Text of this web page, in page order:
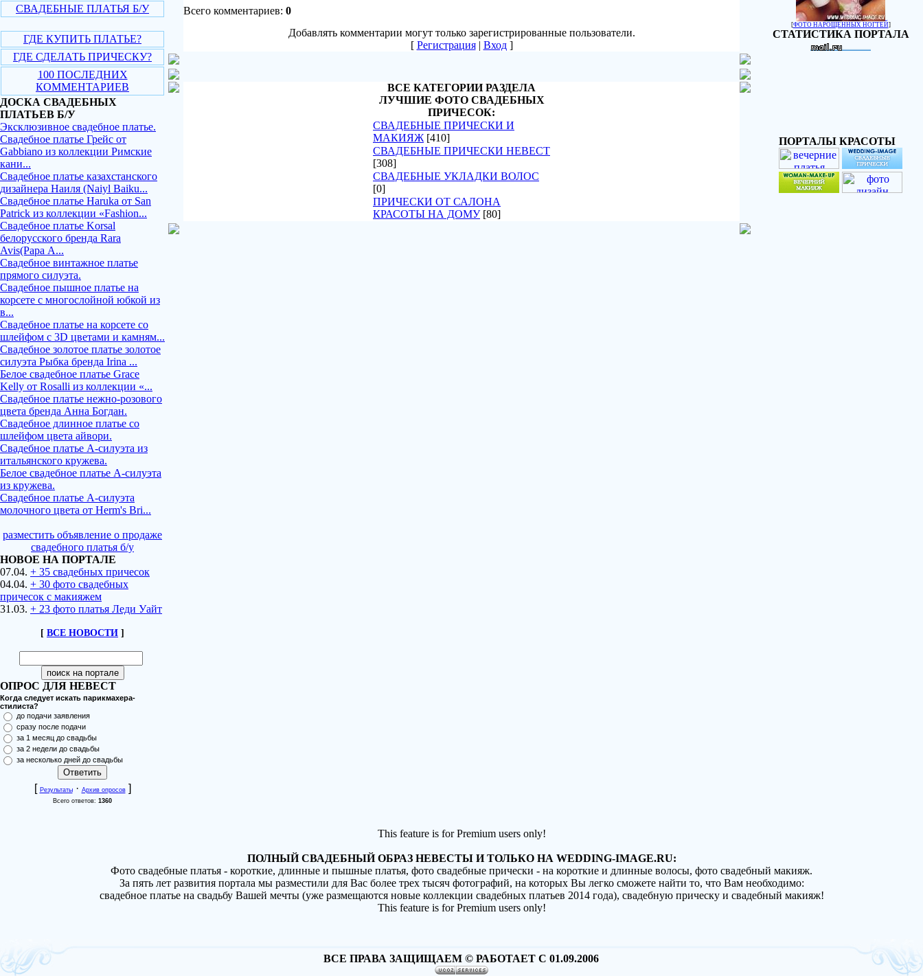
СВАДЕБНЫЕ ПЛАТЬЯ Б/У
ГДЕ КУПИТЬ ПЛАТЬЕ?
ГДЕ СДЕЛАТЬ ПРИЧЕСКУ?
100 ПОСЛЕДНИХ
КОММЕНТАРИЕВ
ДОСКА СВАДЕБНЫХ
ПЛАТЬЕВ Б/У
Эксклюзивное свадебное платье.
Свадебное платье Грейс от
Gabbiano из коллекции Римские
кани...
Свадебное платье казахстанского
дизайнера Наиля (Naiyl Baiku...
Свадебное платье Haruka от San
Patrick из коллекции «Fashion...
Свадебное платье Korsal
белорусского бренда Rara
Avis(Рара А...
Свадебное винтажное платье
прямого силуэта.
Свадебное пышное платье на
корсете с многослойной юбкой из
в...
Свадебное платье на корсете со
шлейфом с 3D цветами и камням...
Свадебное золотое платье золотое
силуэта Рыбка бренда Irina ...
Белое свадебное платье Grace
Kelly от Rosalli из коллекции «...
Свадебное платье нежно-розового
цвета бренда Анна Богдан.
Свадебное длинное платье со
шлейфом цвета айвори.
Свадебное платье А-силуэта из
итальянского кружева.
Белое свадебное платье А-силуэта
из кружева.
Свадебное платье А-силуэта
молочного цвета от Herm's Bri...
разместить объявление о продаже
свадебного платья б/у
НОВОЕ НА ПОРТАЛЕ
07.04. + 35 свадебных причесок
04.04. + 30 фото свадебных
причесок с макияжем
31.03. + 23 фото платья Леди Уайт
[ ВСЕ НОВОСТИ ]
ОПРОС ДЛЯ НЕВЕСТ
Когда следует искать парикмахера-
стилиста?
до подачи заявления
сразу после подачи
за 1 месяц до свадьбы
за 2 недели до свадьбы
за несколько дней до свадьбы
[ Результаты· Архив опросов]
Всего ответов: 1360
Всего комментариев: 0
Добавлять комментарии могут только зарегистрированные пользователи.
[ Регистрация| Вход]
ВСЕ КАТЕГОРИИ РАЗДЕЛА
ЛУЧШИЕ ФОТО СВАДЕБНЫХ
ПРИЧЕСОК:
СВАДЕБНЫЕ ПРИЧЕСКИ И
МАКИЯЖ [410]
СВАДЕБНЫЕ ПРИЧЕСКИ НЕВЕСТ
[308]
СВАДЕБНЫЕ УКЛАДКИ ВОЛОС
[0]
ПРИЧЕСКИ ОТ САЛОНА
КРАСОТЫ НА ДОМУ [80]
[ФОТО НАРОЩЕННЫХ НОГТЕЙ]
СТАТИСТИКА ПОРТАЛА
ПОРТАЛЫ КРАСОТЫ
This feature is for Premium users only!
ПОЛНЫЙ СВАДЕБНЫЙ ОБРАЗ НЕВЕСТЫ И ТОЛЬКО НА WEDDING-IMAGE.RU:
Фото свадебные платья - короткие, длинные и пышные платья, фото свадебные прически - на короткие и длинные волосы, фото свадебный макияж.
За пять лет развития портала мы разместили для Вас более трех тысяч фотографий, на которых Вы легко сможете найти то, что Вам необходимо:
свадебное платье на свадьбу Вашей мечты (уже размещаются новые коллекции свадебных платьев 2014 года), свадебную прическу и свадебный макияж!
This feature is for Premium users only!
ВСЕ ПРАВА ЗАЩИЩАЕМ © РАБОТАЕТ С 01.09.2006